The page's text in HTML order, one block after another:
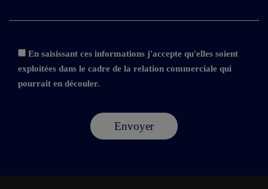
En saisissant ces informations j'accepte qu'elles soient
exploitées dans le cadre de la relation commerciale qui
pourrait en découler.